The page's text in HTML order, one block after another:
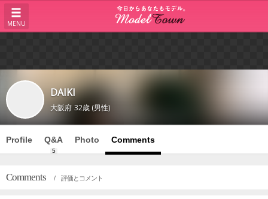
MENU
DAIKI
大阪府 32歳 (男性)
Profile Q&A
5
Photo Comments
Comments / 評価とコメント